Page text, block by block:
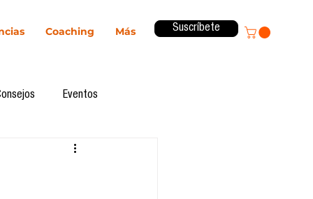
Coaching Más Suscríbete
Eventos
Innovación